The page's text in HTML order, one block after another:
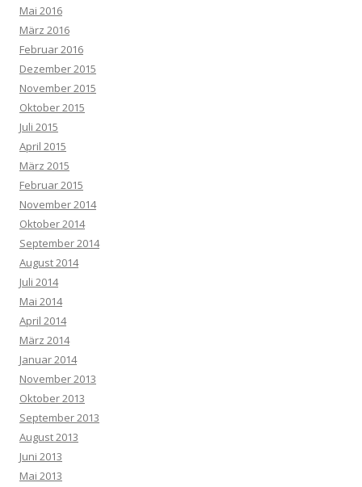
Mai 2016
März 2016
Februar 2016
Dezember 2015
November 2015
Oktober 2015
Juli 2015
April 2015
März 2015
Februar 2015
November 2014
Oktober 2014
September 2014
August 2014
Juli 2014
Mai 2014
April 2014
März 2014
Januar 2014
November 2013
Oktober 2013
September 2013
August 2013
Juni 2013
Mai 2013